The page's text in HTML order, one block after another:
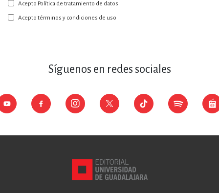
nuestro
boletín:
Acepto Política de tratamiento de datos
Acepto términos y condiciones de uso
Síguenos en redes sociales